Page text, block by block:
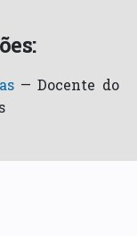
—Docente do